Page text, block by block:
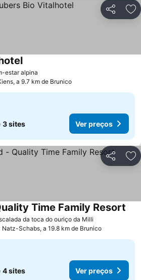
Partilhar
estar alpina
Ver preços
a 9.7 km de Brunico
3 sites Ver preços
Partilhar
da toca do ouriço da Milli
Time Family Resort
Natz-Schabs, a 19.8 km de Brunico
4 sites Ver preços